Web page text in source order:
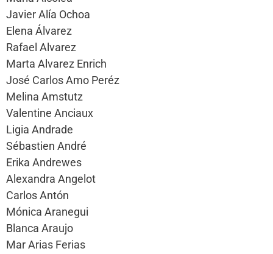
Javier Alía Ochoa
Elena Álvarez
Rafael Alvarez
Marta Alvarez Enrich
José Carlos Amo Peréz
Melina Amstutz
Valentine Anciaux
Ligia Andrade
Sébastien André
Erika Andrewes
Alexandra Angelot
Carlos Antón
Mónica Aranegui
Blanca Araujo
Mar Arias Ferias